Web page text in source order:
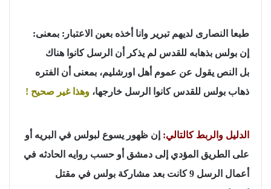
طبعا النصارى لديهم تبرير وانا أخذه بعين الاعتبار: بمعنى:
إن بولس بذهابه للقدس لم يذكر أن الرسل كانوا هناك
بل النص يقول عن عموم أهل اورشليم، بمعنى أن الفتره
ذهاب بولس للقدس كانوا الرسل خارجها، وهذا غير صحيح !
الدليل والربط كالتالي: إن ظهور يسوع لبولس في البريه أو
على الطريق المؤدي إلى دمشق أو حسب روايه الحادثه في
أعمال الرسل 9 كانت بعد مشاركة بولس في مقتل